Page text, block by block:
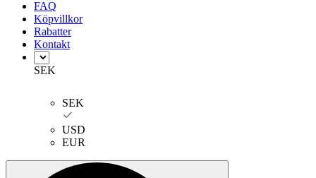
FAQ
Köpvillkor
Rabatter
Kontakt
SEK
SEK
USD
EUR